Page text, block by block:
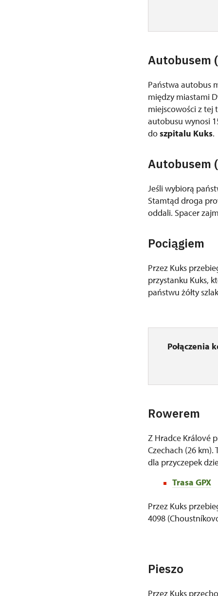
Autobusem
Państwa autobus
między miastami
miejscowości z tej
autobusu wynosi
doszpitalu Kuks.
Autobusem
Jeśli wybiorą
Stamtąd droga
oddali. Spacer
Pociągiem
Przez Kuks
przystanku Kuks,
państwu żółty
Połączenia
Rowerem
Z Hradce Králové
Czechach (26
dla przyczepek
Trasa GPX
Przez Kuks
4098
Pieszo
Przez Kuks